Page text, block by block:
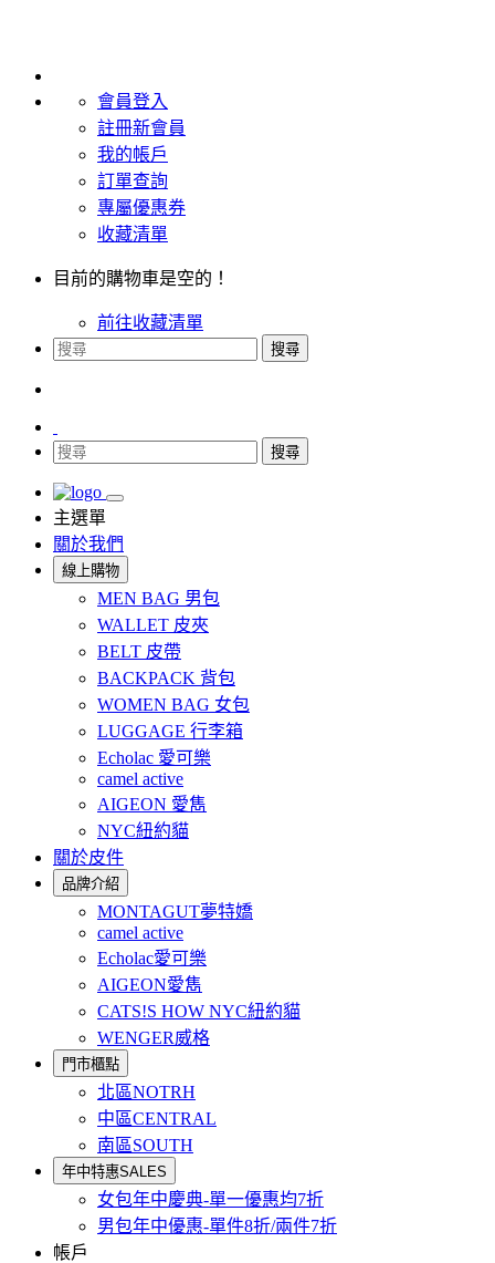
會員登入
註冊新會員
我的帳戶
訂單查詢
專屬優惠券
收藏清單
目前的購物車是空的！
前往收藏清單
搜尋
搜尋
主選單
關於我們
線上購物
MEN BAG 男包
WALLET 皮夾
BELT 皮帶
BACKPACK 背包
WOMEN BAG 女包
LUGGAGE 行李箱
Echolac 愛可樂
camel active
AIGEON 愛雋
NYC紐約貓
關於皮件
品牌介紹
MONTAGUT夢特嬌
camel active
Echolac愛可樂
AIGEON愛雋
CATS!S HOW NYC紐約貓
WENGER威格
門市櫃點
北區NOTRH
中區CENTRAL
南區SOUTH
年中特惠SALES
女包年中慶典-單一優惠均7折
男包年中優惠-單件8折/兩件7折
帳戶